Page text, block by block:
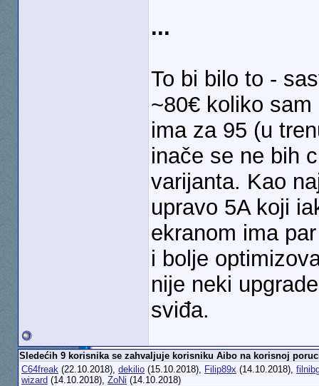
...
To bi bilo to -
~80€ koliko
ima za 95 (u
inače se ne bih
varijanta. Kao
upravo 5A koji
ekranom ima
i bolje
nije neki
sviđa.
Sledećih 9 korisnika se zahvaljuje korisniku Aibo na korisnoj
C64freak(22.10.2018), dekilio(15.10.2018), Filip89x (14.10.2018),
wizard (14.10.2018), ZoNi (14.10.2018)